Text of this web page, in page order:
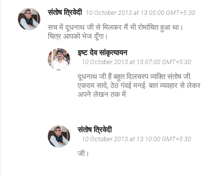
संतोष त्रिवेदी 10 October 2013 at 13:05:00 GMT+5:30
सच में दूधनाथ जी से मिलकर मैं भी रोमांचित हुआ था।
चित्र आपको भेज दूँगा।
इष्ट देव सांकृत्यायन
10 October 2013 at 13:07:00 GMT+5:30
दूधनाथ जी हैं बहुत दिलचस्प व्यक्ति संतोष जी.
एकदम सादे, ठेठ गंवई मनई. बात व्यवहार से लेकर
अपने लेखन तक में.
संतोष त्रिवेदी
10 October 2013 at 13:10:00 GMT+5:30
जी।